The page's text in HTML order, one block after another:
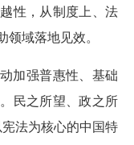
性，从制度上、法
域落地见效。
加强普惠性、基础
民之所望、政之所
法为核心的中国特